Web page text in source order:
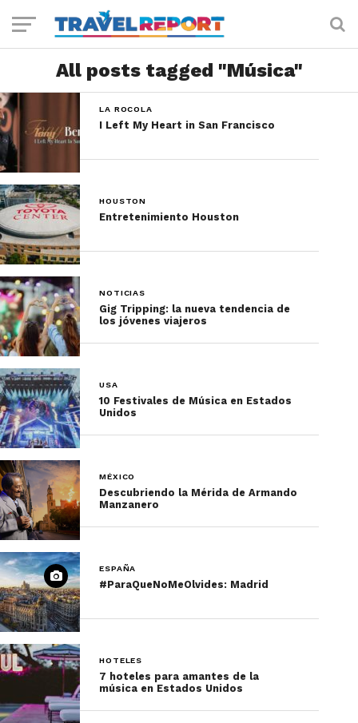
All posts tagged "Música"
LA ROCOLA
I Left My Heart in San Francisco
HOUSTON
Entretenimiento Houston
NOTICIAS
Gig Tripping: la nueva tendencia de
los jóvenes viajeros
USA
10 Festivales de Música en Estados
Unidos
MÉXICO
Descubriendo la Mérida de Armando
Manzanero
ESPAÑA
#ParaQueNoMeOlvides: Madrid
HOTELES
7 hoteles para amantes de la
música en Estados Unidos